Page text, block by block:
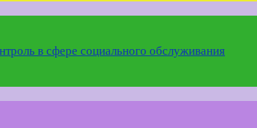
в сфере социального обслуживания